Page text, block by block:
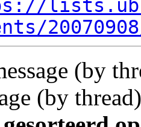
(by
(by